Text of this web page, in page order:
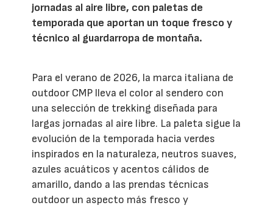
jornadas al aire libre, con paletas de
temporada que aportan un toque fresco y
técnico al guardarropa de montaña.
Para el verano de 2026, la marca italiana de
outdoor CMP lleva el color al sendero con
una selección de trekking diseñada para
largas jornadas al aire libre. La paleta sigue la
evolución de la temporada hacia verdes
inspirados en la naturaleza, neutros suaves,
azules acuáticos y acentos cálidos de
amarillo, dando a las prendas técnicas
outdoor un aspecto más fresco y